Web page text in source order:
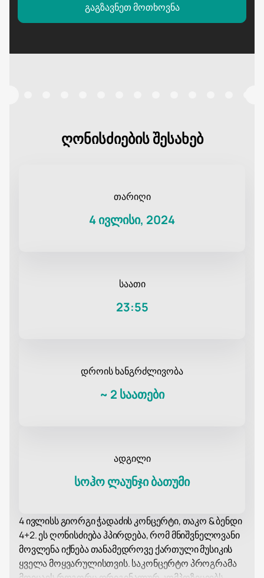
გაგზავნეთ მოთხოვნა
ღონისძიების შესახებ
თარიღი
4 ივლისი, 2024
საათი
23:55
დროის ხანგრძლივობა
~ 2 საათები
ადგილი
სოჰო ლაუნჯი ბათუმი
4 ივლისს გიორგი ჭადაძის კონცერტი, თაკო & ბენდი
4+2. ეს ღონისძიება ჰპირდება, რომ მნიშვნელოვანი
მოვლენა იქნება თანამედროვე ქართული მუსიკის
ყველა მოყვარულისთვის. საკონცერტო პროგრამა